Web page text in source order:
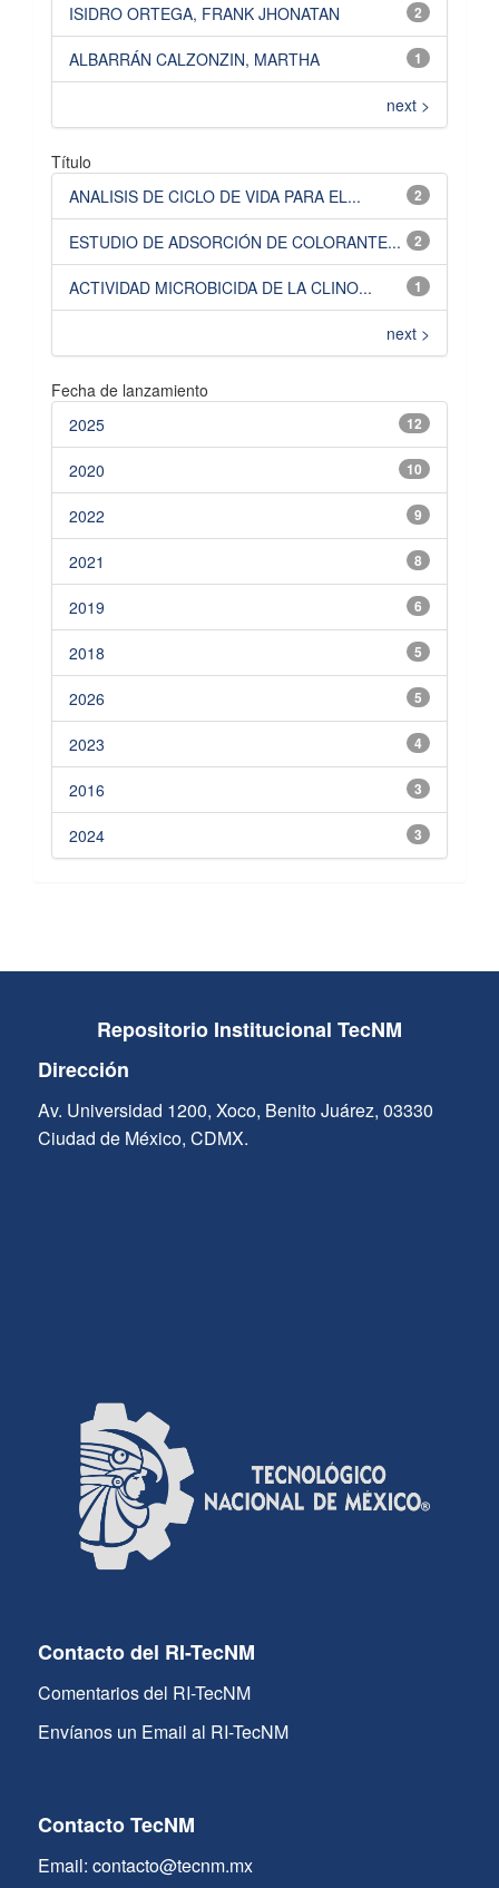
2
ISIDRO ORTEGA, FRANK JHONATAN
1
ALBARRÁN CALZONZIN, MARTHA
next >
Título
2
ANALISIS DE CICLO DE VIDA PARA EL...
2
ESTUDIO DE ADSORCIÓN DE COLORANTE...
1
ACTIVIDAD MICROBICIDA DE LA CLINO...
next >
Fecha de lanzamiento
12
2025
10
2020
9
2022
8
2021
6
2019
5
2018
5
2026
4
2023
3
2016
3
2024
Repositorio Institucional TecNM
Dirección
Av. Universidad 1200, Xoco, Benito Juárez, 03330
Ciudad de México, CDMX.
Contacto del RI-TecNM
Comentarios del RI-TecNM
Envíanos un Email al RI-TecNM
Contacto TecNM
Email: contacto@tecnm.mx